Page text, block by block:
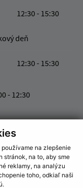
na zlepšenie
na to, aby sme
reklamy, na analýzu
toho, odkiaľ naši
12:30 - 15:30
deň
12:30 - 15:30
- 12:30